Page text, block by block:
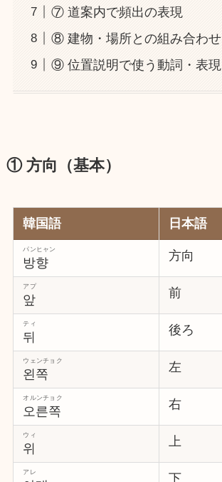
⑦ 道案内で頻出の表現
⑧ 建物・場所との組み合わせ
⑨ 位置説明で使う動詞・表現
① 方向（基本）
韓国語 日本語
방향
パンヒャン 方向
앞
アプ 前
뒤
ティ 後ろ
왼쪽
ウェンチョク 左
오른쪽
オルンチョク 右
위
ウィ 上
アレ 下